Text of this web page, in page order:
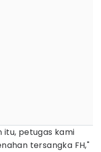
itu, petugas kami
tersangka FH,"